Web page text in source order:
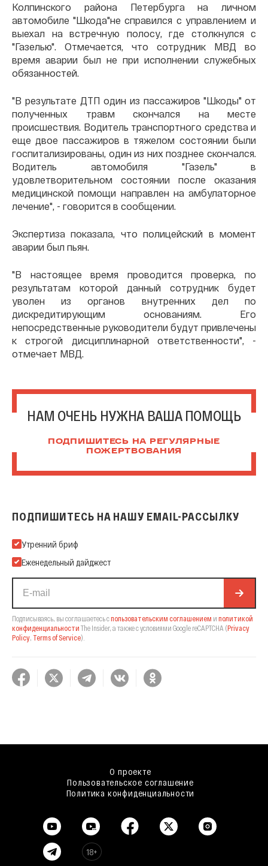
Колпинского района Петербурга на личном
автомобиле "Шкода"не справился с управлением и
выехал на встречную полосу, где столкнулся с
"Газелью". Отмечается, что сотрудник МВД во
время аварии был не при исполнении служебных
обязанностей.
"В результате ДТП один из пассажиров "Шкоды" от
полученных травм скончался на месте
происшествия. Водитель транспортного средства и
еще двое пассажиров в тяжелом состоянии были
госпитализированы, один из них позднее скончался.
Водитель автомобиля "Газель" в
удовлетворительном состоянии после оказания
медицинской помощи направлен на амбулаторное
лечение", - говорится в сообщении.
Экспертиза показала, что полицейский в момент
аварии был пьян.
"В настоящее время проводится проверка, по
результатам которой данный сотрудник будет
уволен из органов внутренних дел по
дискредитирующим основаниям. Его
непосредственные руководители будут привлечены
к строгой дисциплинарной ответственности", -
отмечает МВД.
НАМ ОЧЕНЬ НУЖНА ВАША ПОМОЩЬ
ПОДПИШИТЕСЬ НА РЕГУЛЯРНЫЕ
ПОЖЕРТВОВАНИЯ
ПОДПИШИТЕСЬ НА НАШУ EMAIL-РАССЫЛКУ
Подпишитесь на нашу Email-рассылку
Утренний бриф
Еженедельный дайджест
Подписываясь, вы соглашаетесь спользовательским соглашением и политикой
конфиденциальности The Insider, а также с условиями Google reCAPTCHA (Privacy
Policy, Terms of Service).
О проекте
Пользовательское соглашение
Политика конфиденциальности
18+